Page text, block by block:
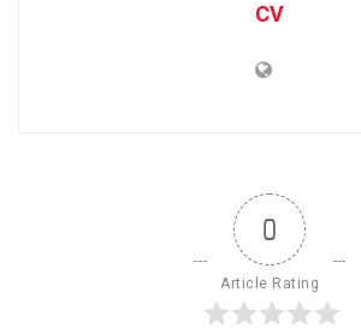
CV
0
Article Rating